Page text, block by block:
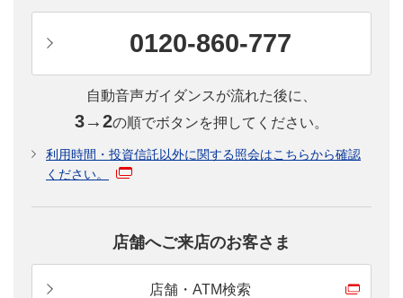
0120-860-777
自動音声ガイダンスが流れた後に、
3→2の順でボタンを押してください。
利用時間・投資信託以外に関する照会はこちらから確認
ください。
店舗へご来店のお客さま
店舗・ATM検索